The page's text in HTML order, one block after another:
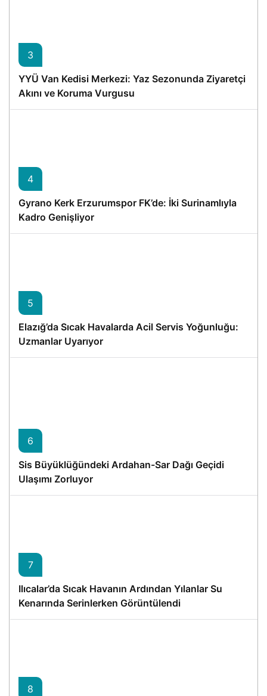
3
YYÜ Van Kedisi Merkezi: Yaz Sezonunda Ziyaretçi
Akını ve Koruma Vurgusu
4
Gyrano Kerk Erzurumspor FK’de: İki Surinamlıyla
Kadro Genişliyor
5
Elazığ’da Sıcak Havalarda Acil Servis Yoğunluğu:
Uzmanlar Uyarıyor
6
Sis Büyüklüğündeki Ardahan-Sar Dağı Geçidi
Ulaşımı Zorluyor
7
Ilıcalar’da Sıcak Havanın Ardından Yılanlar Su
Kenarında Serinlerken Görüntülendi
8